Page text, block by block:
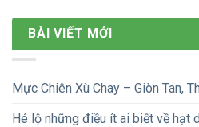
BÀI VIẾT MỚI
Mực Chiên Xù Chay – Giòn Tan,
Hé lộ những điều ít ai biết về hạt